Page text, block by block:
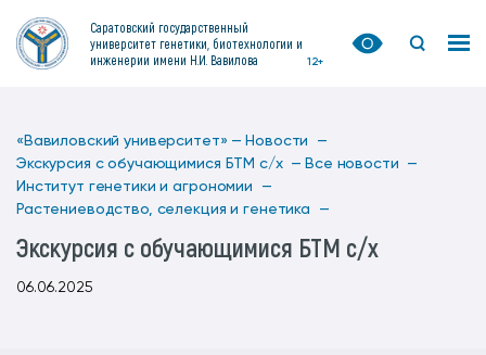
Саратовский государственный
университет генетики, биотехнологии и
инженерии имени Н.И. Вавилова
12+
«Вавиловский университет» — Новости —
Экскурсия с обучающимися БТМ с/x — Все новости —
Институт генетики и агрономии —
Растениеводство, селекция и генетика —
Экскурсия с обучающимися БТМ с/x
06.06.2025